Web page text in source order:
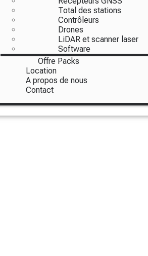
Total des stations
Contrôleurs
Drones
LiDAR et scanner laser
Software
Offre Packs
Location
A propos de nous
Contact